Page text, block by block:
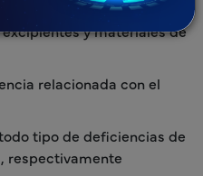
fármaco-dispositivo,
y materiales de
relacionada con el
tipo de deficiencias de
respectivamente